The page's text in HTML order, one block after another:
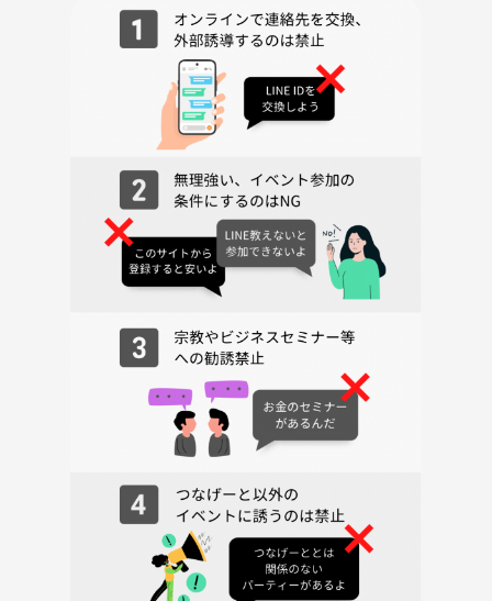
ボドゲ＋マダミス:3000円
■雰囲気 優しい人、落ち着いた人が多いですの人見知りの方でも楽
しめると思います！
■男女比率 会によりますが、男性が6～7割、女性が3～4割くらいです
■初参加比率 毎回半分くらいの方が初参加です。初参加の方にも楽し
んでいただけるよう頑張ってます！
【当日のスケジュール】
14時10分 開場・受付開始
14時15分 自己紹介・ボドゲ開始
15時55分 ボドゲ終了
16時00分 マダミス説明、開始
19時30分 マダミス終了 解説
※プレイヤー人数によってゲームが変更になる可能性がありますのであ
らかじめご了承ください。